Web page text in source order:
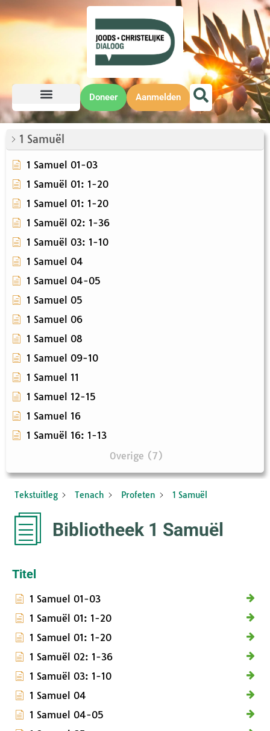
Doneer Aanmelden
1 Samuël
1 Samuel 01-03
1 Samuël 01: 1-20
1 Samuel 01: 1-20
1 Samuël 02: 1-36
1 Samuël 03: 1-10
1 Samuel 04
1 Samuel 04-05
1 Samuel 05
1 Samuel 06
1 Samuel 08
1 Samuel 09-10
1 Samuel 11
1 Samuel 12-15
1 Samuel 16
1 Samuël 16: 1-13
Overige (7)
Tekstuitleg Tenach Profeten 1 Samuël
Bibliotheek 1 Samuël
Titel
1 Samuel 01-03
1 Samuël 01: 1-20
1 Samuel 01: 1-20
1 Samuël 02: 1-36
1 Samuël 03: 1-10
1 Samuel 04
1 Samuel 04-05